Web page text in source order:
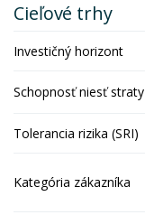
Cieľové trhy
Investičný horizont
Schopnosť niesť straty
Tolerancia rizika (SRI)
Kategória zákazníka